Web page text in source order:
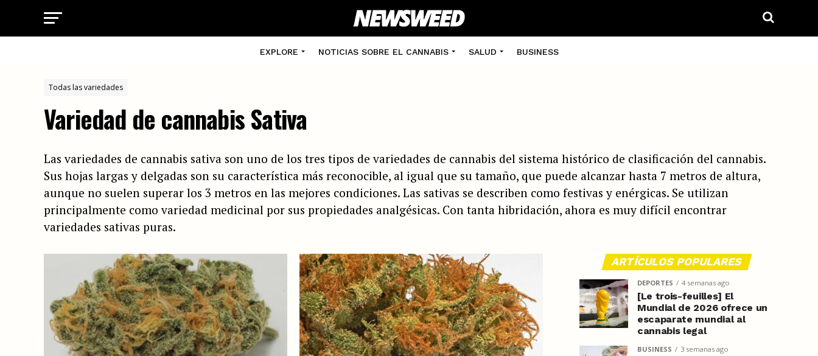
EXPLORE NOTICIAS SOBRE EL CANNABIS SALUD BUSINESS
Todas las variedades
Variedad de cannabis Sativa
Las variedades de cannabis sativa son uno de los tres tipos de variedades de cannabis del sistema histórico de clasificación del cannabis.
Sus hojas largas y delgadas son su característica más reconocible, al igual que su tamaño, que puede alcanzar hasta 7 metros de altura,
aunque no suelen superar los 3 metros en las mejores condiciones. Las sativas se describen como festivas y enérgicas. Se utilizan
principalmente como variedad medicinal por sus propiedades analgésicas. Con tanta hibridación, ahora es muy difícil encontrar
variedades sativas puras.
ARTÍCULOS POPULARES
DEPORTES 4 semanas ago
[Le trois-feuilles] El
Mundial de 2026 ofrece un
escaparate mundial al
cannabis legal
BUSINESS 3 semanas ago